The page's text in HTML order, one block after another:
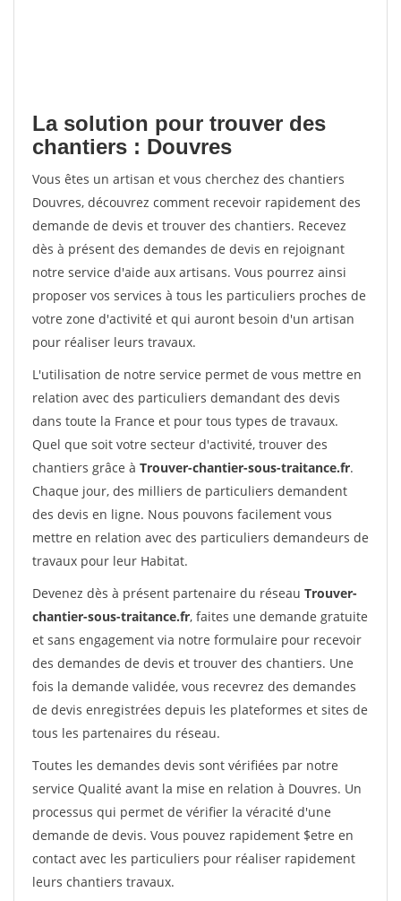
La solution pour trouver des
chantiers : Douvres
Vous êtes un artisan et vous cherchez des chantiers
Douvres, découvrez comment recevoir rapidement des
demande de devis et trouver des chantiers. Recevez
dès à présent des demandes de devis en rejoignant
notre service d'aide aux artisans. Vous pourrez ainsi
proposer vos services à tous les particuliers proches de
votre zone d'activité et qui auront besoin d'un artisan
pour réaliser leurs travaux.
L'utilisation de notre service permet de vous mettre en
relation avec des particuliers demandant des devis
dans toute la France et pour tous types de travaux.
Quel que soit votre secteur d'activité, trouver des
chantiers grâce à Trouver-chantier-sous-traitance.fr.
Chaque jour, des milliers de particuliers demandent
des devis en ligne. Nous pouvons facilement vous
mettre en relation avec des particuliers demandeurs de
travaux pour leur Habitat.
Devenez dès à présent partenaire du réseau Trouver-
chantier-sous-traitance.fr, faites une demande gratuite
et sans engagement via notre formulaire pour recevoir
des demandes de devis et trouver des chantiers. Une
fois la demande validée, vous recevrez des demandes
de devis enregistrées depuis les plateformes et sites de
tous les partenaires du réseau.
Toutes les demandes devis sont vérifiées par notre
service Qualité avant la mise en relation à Douvres. Un
processus qui permet de vérifier la véracité d'une
demande de devis. Vous pouvez rapidement $etre en
contact avec les particuliers pour réaliser rapidement
leurs chantiers travaux.